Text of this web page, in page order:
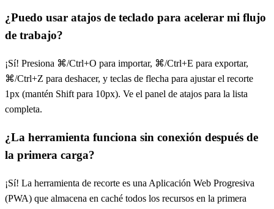
¿Puedo usar atajos de teclado para acelerar mi flujo
de trabajo?
¡Sí! Presiona ⌘/Ctrl+O para importar, ⌘/Ctrl+E para exportar,
⌘/Ctrl+Z para deshacer, y teclas de flecha para ajustar el recorte
1px (mantén Shift para 10px). Ve el panel de atajos para la lista
completa.
¿La herramienta funciona sin conexión después de
la primera carga?
¡Sí! La herramienta de recorte es una Aplicación Web Progresiva
(PWA) que almacena en caché todos los recursos en la primera